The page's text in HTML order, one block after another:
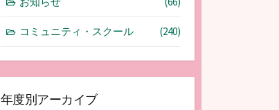
コミュニティ・スクール (240)
年度別アーカイブ